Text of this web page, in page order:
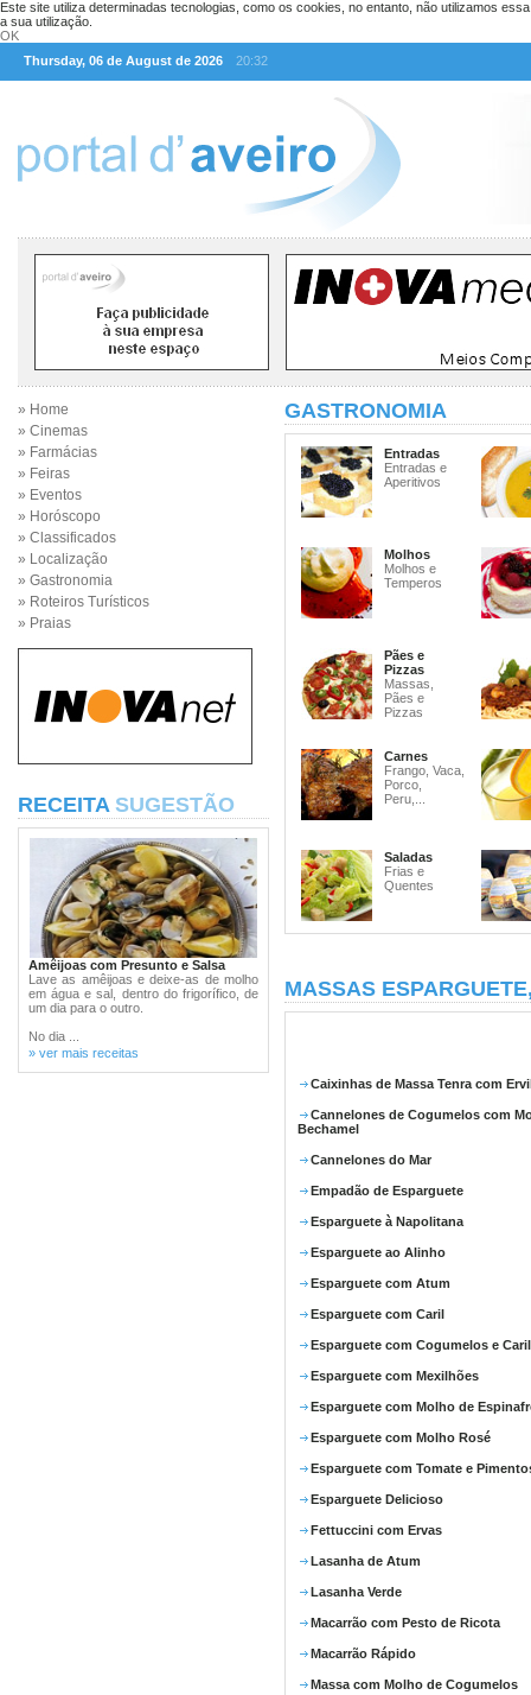
Este site utiliza determinadas tecnologias, como os cookies, no entanto, não utilizamos
a sua utilização.
OK
Thursday, 06 de August de 2026
20:32
» Home
» Cinemas
» Farmácias
» Feiras
» Eventos
» Horóscopo
» Classificados
» Localização
» Gastronomia
» Roteiros Turísticos
» Praias
RECEITA SUGESTÃO
Amêijoas com Presunto e Salsa
Lave as amêijoas e deixe-as de molho
em água e sal, dentro do frigorífico, de
um dia para o outro.
No dia ...
» ver mais receitas
GASTRONOMIA
Entradas
Entradas e
Aperitivos
Molhos
Molhos e
Temperos
Pães e
Pizzas
Massas,
Pães e
Pizzas
Carnes
Frango, Vaca,
Porco,
Peru,...
Saladas
Frias e
Quentes
MASSAS
Caixinhas de Massa Tenra com
Cannelones de Cogumelos com
Bechamel
Cannelones do Mar
Empadão de Esparguete
Esparguete à Napolitana
Esparguete ao Alinho
Esparguete com Atum
Esparguete com Caril
Esparguete com Cogumelos e Caril
Esparguete com Mexilhões
Esparguete com Molho de
Esparguete com Molho Rosé
Esparguete com Tomate e
Esparguete Delicioso
Fettuccini com Ervas
Lasanha de Atum
Lasanha Verde
Macarrão com Pesto de Ricota
Macarrão Rápido
Massa com Molho de Cogumelos